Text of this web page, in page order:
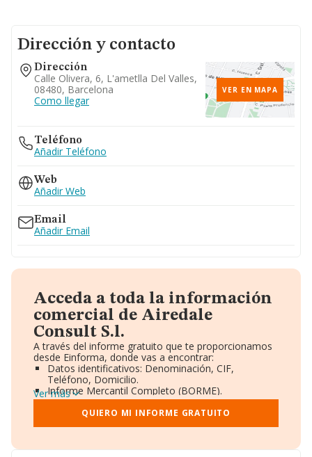
Dirección y contacto
Dirección
Calle Olivera, 6, L'ametlla Del Valles,
08480, Barcelona
Como llegar
VER EN MAPA
Teléfono
Añadir Teléfono
Web
Añadir Web
Email
Añadir Email
Acceda a toda la información
comercial de Airedale
Consult S.l.
A través del informe gratuito que te proporcionamos
desde Einforma, donde vas a encontrar:
Datos identificativos: Denominación, CIF,
Teléfono, Domicilio.
Informe Mercantil Completo (BORME).
Gráficos de Evolución Ventas y Empleados.
Consejo de Administración y Administradores.
Directivos y Ejecutivos.
Ver más
QUIERO MI INFORME GRATUITO